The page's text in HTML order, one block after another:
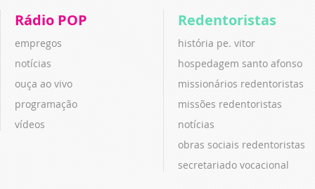
Rádio POP
empregos
notícias
ouça ao vivo
programação
vídeos
Redentoristas
história pe. vitor
hospedagem santo afonso
missionários redentoristas
missões redentoristas
notícias
obras sociais redentoristas
secretariado vocacional